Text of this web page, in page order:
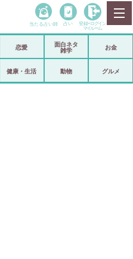
政治
当たる占い師 占い 登録• ログイン
マイルーム
恋愛
面白ネタ
雑学
お金
健康・生活 動物 グルメ